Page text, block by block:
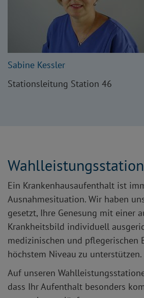
Sabine Kessler
Stationsleitung Station 46
Ein Krankenhausaufenthalt ist
Ausnahmesituation. Wir haben
gesetzt, Ihre Genesung mit einer
Krankheitsbild individuell
medizinischen und pflegerischen
höchstem Niveau zu unterstützen.
Auf unseren
dass Ihr Aufenthalt besonders